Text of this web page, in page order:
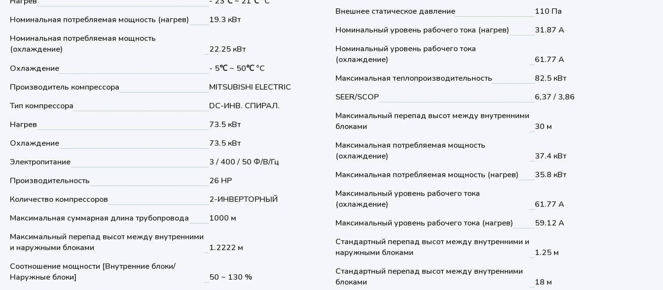
Номинальная потребляемая мощность (нагрев)
19.3 кВт
Номинальная потребляемая мощность
(охлаждение)
22.25 кВт
Охлаждение
- 5℃ ~ 50℃ °С
Производитель компрессора
MITSUBISHI ELECTRIC
Тип компрессора
DC-ИНВ. СПИРАЛ.
Нагрев
73.5 кВт
Охлаждение
73.5 кВт
Электропитание
3 / 400 / 50 Ф/В/Гц
Производительность
26 HP
Количество компрессоров
2-ИНВЕРТОРНЫЙ
Максимальная суммарная длина трубопровода
1000 м
Максимальный перепад высот между внутренними
и наружными блоками
1.2222 м
Соотношение мощности [Внутренние блоки/
Наружные блоки]
50 ~ 130 %
Внешнее статическое давление
110 Па
Номинальный уровень рабочего тока (нагрев)
31.87 А
Номинальный уровень рабочего тока
(охлаждение)
61.77 А
Максимальная теплопроизводительность
82.5 кВт
SEER/SCOP
6,37 / 3,86
Максимальный перепад высот между внутренними
блоками
30 м
Максимальная потребляемая мощность
(охлаждение)
37.4 кВт
Максимальная потребляемая мощность (нагрев)
35.8 кВт
Максимальный уровень рабочего тока
(охлаждение)
61.77 А
Максимальный уровень рабочего тока (нагрев)
59.12 А
Стандартный перепад высот между внутренними и
наружными блоками
1.25 м
Стандартный перепад высот между внутренними
блоками
18 м